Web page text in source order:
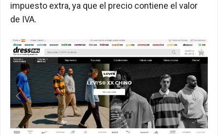
impuesto extra, ya que el precio contiene el valor
de IVA.